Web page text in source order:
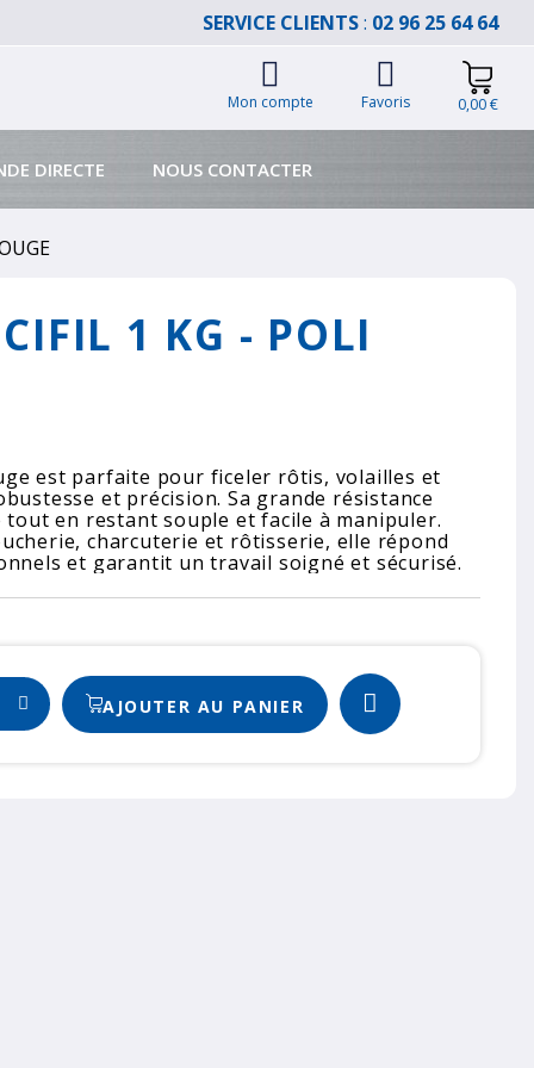
SERVICE CLIENTS: 02 96 25 64 64
Mon compte Favoris 0,00 €
DIRECTE NOUS CONTACTER
1 KG - POLI
est parfaite pour ficeler rôtis, volailles et
et précision. Sa grande résistance
en restant souple et facile à manipuler.
charcuterie et rôtisserie, elle répond
et garantit un travail soigné et sécurisé.
AJOUTER AU PANIER